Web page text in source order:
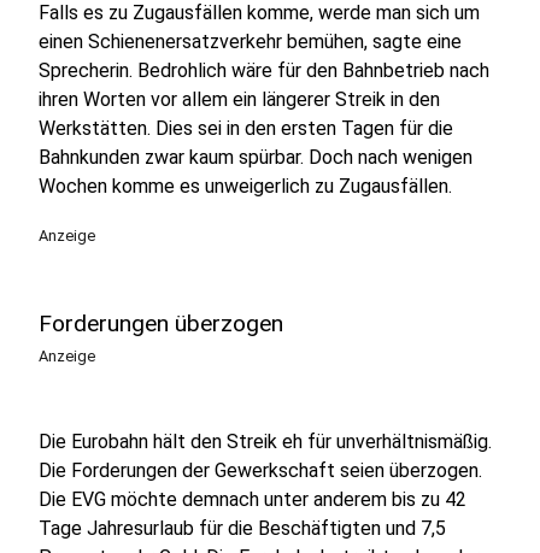
Falls es zu Zugausfällen komme, werde man sich um
einen Schienenersatzverkehr bemühen, sagte eine
Sprecherin. Bedrohlich wäre für den Bahnbetrieb nach
ihren Worten vor allem ein längerer Streik in den
Werkstätten. Dies sei in den ersten Tagen für die
Bahnkunden zwar kaum spürbar. Doch nach wenigen
Wochen komme es unweigerlich zu Zugausfällen.
Anzeige
Forderungen überzogen
Anzeige
Die Eurobahn hält den Streik eh für unverhältnismäßig.
Die Forderungen der Gewerkschaft seien überzogen.
Die EVG möchte demnach unter anderem bis zu 42
Tage Jahresurlaub für die Beschäftigten und 7,5